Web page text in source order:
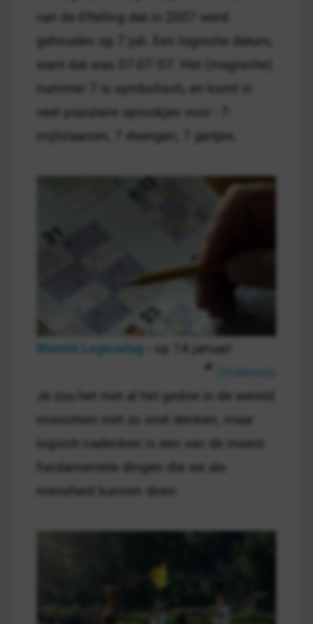
van de Efteling dat in 2007 werd
gehouden op 7 juli. Een logische datum,
want dat was 07-07-'07. Het (magische)
nummer 7 is symbolisch, en komt in
veel populaire sprookjes voor - 7-
mijlslaarzen, 7 dwergen, 7 geitjes.
Wereld Logicadag - op 14 januari
Onderwijs
Je zou het met al het gedoe in de wereld
misschien niet zo snel denken, maar
logisch nadenken is een van de meest
fundamentele dingen die we als
mensheid kunnen doen.